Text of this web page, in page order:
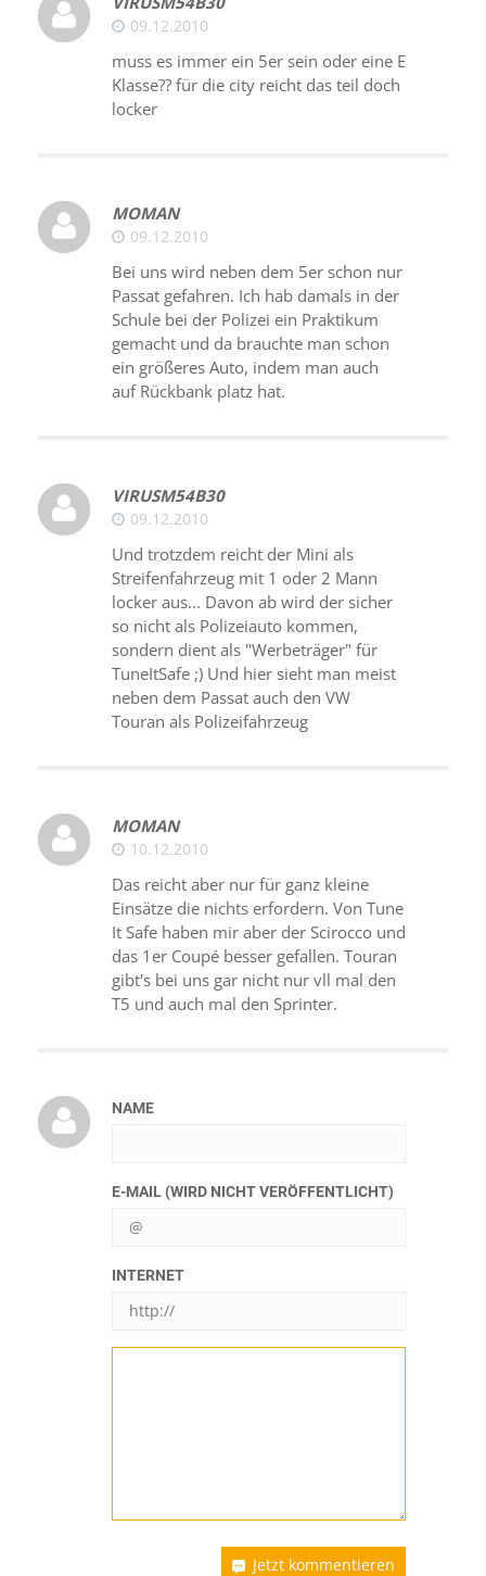
09.12.2010
muss es immer ein 5er sein oder eine E
Klasse?? für die city reicht das teil doch
locker
MOMAN
09.12.2010
Bei uns wird neben dem 5er schon nur
Passat gefahren. Ich hab damals in der
Schule bei der Polizei ein Praktikum
gemacht und da brauchte man schon
ein größeres Auto, indem man auch
auf Rückbank platz hat.
VIRUSM54B30
09.12.2010
Und trotzdem reicht der Mini als
Streifenfahrzeug mit 1 oder 2 Mann
locker aus... Davon ab wird der sicher
so nicht als Polizeiauto kommen,
sondern dient als "Werbeträger" für
TuneItSafe ;) Und hier sieht man meist
neben dem Passat auch den VW
Touran als Polizeifahrzeug
MOMAN
10.12.2010
Das reicht aber nur für ganz kleine
Einsätze die nichts erfordern. Von Tune
It Safe haben mir aber der Scirocco und
das 1er Coupé besser gefallen. Touran
gibt's bei uns gar nicht nur vll mal den
T5 und auch mal den Sprinter.
NAME
E-MAIL (WIRD NICHT VERÖFFENTLICHT)
INTERNET
Jetzt kommentieren